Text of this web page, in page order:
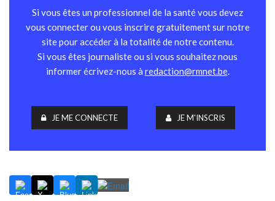
Si vous êtes un professionnel de la santé vous devez
vous connecter ou vous inscrire gratuitement sur notre
site pour accéder à la totalité de notre contenu.
Si vous êtes journaliste ou si vous souhaitez nous
informer écrivez-nous à redaction@rmnet.be.
JE ME CONNECTE JE M'INSCRIS